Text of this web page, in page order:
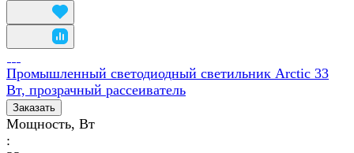
Промышленный светодиодный светильник Arctic 33
Вт, прозрачный рассеиватель
Заказать
Мощность, Вт
: